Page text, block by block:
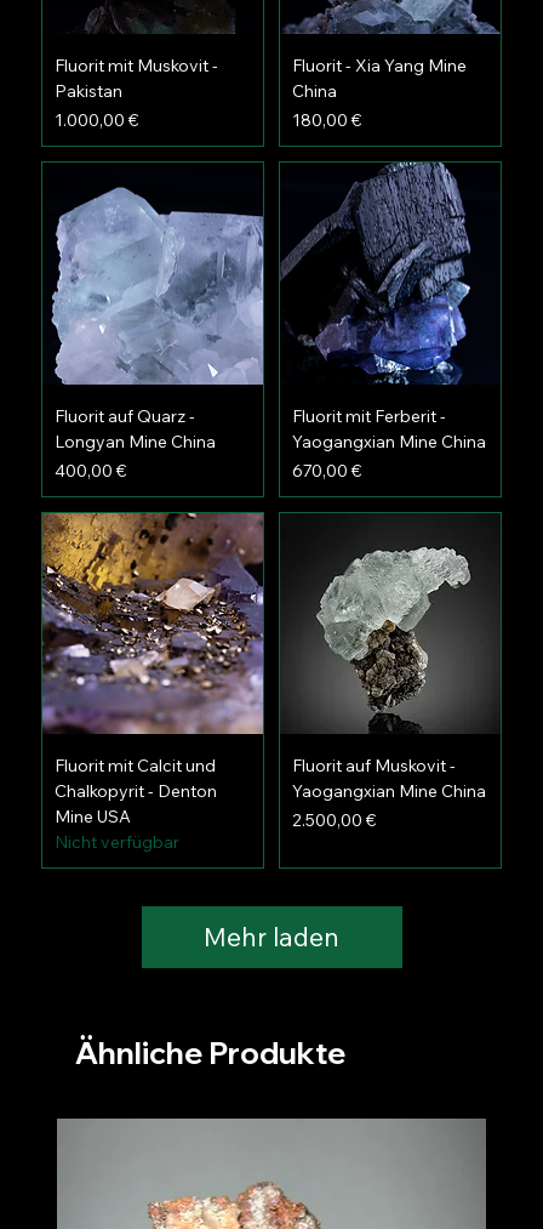
Ähnliche Produkte
Fluorit mit Muskovit -
Pakistan
Preis
1.000,00 €
Fluorit - Xia Yang Mine
China
Preis
180,00 €
Fluorit auf Quarz -
Longyan Mine China
Preis
400,00 €
Fluorit mit Ferberit -
Yaogangxian Mine China
Preis
670,00 €
Fluorit mit Calcit und
Chalkopyrit - Denton
Mine USA
Nicht verfügbar
Fluorit auf Muskovit -
Yaogangxian Mine China
Preis
2.500,00 €
Mehr laden